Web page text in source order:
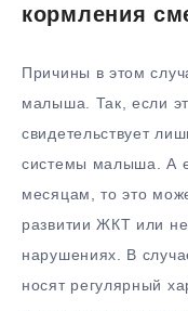
кормления
Причины в этом
малыша. Так, если
свидетельствует
системы малыша. А
месяцам, то это
развитии ЖКТ или
нарушениях. В
носят регулярный